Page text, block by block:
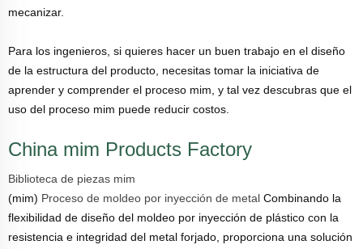
mecanizar.
Para los ingenieros, si quieres hacer un buen trabajo en el diseño
de la estructura del producto, necesitas tomar la iniciativa de
aprender y comprender el proceso mim, y tal vez descubras que el
uso del proceso mim puede reducir costos.
China mim Products Factory
Biblioteca de piezas mim
(mim) Proceso de moldeo por inyección de metal Combinando la
flexibilidad de diseño del moldeo por inyección de plástico con la
resistencia e integridad del metal forjado, proporciona una solución